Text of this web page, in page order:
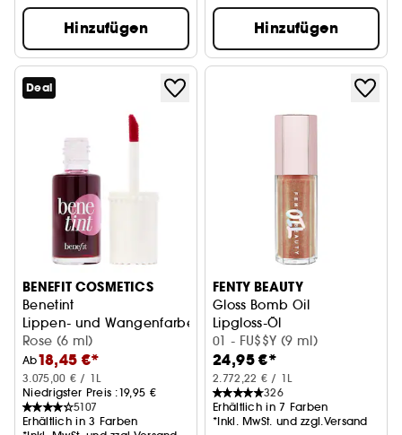
Hinzufügen Hinzufügen
Deal
BENEFIT COSMETICS
Benetint
Lippen- und Wangenfarbe
Rose (6 ml)
Ab18,45 €*
3.075,00 € / 1L
Niedrigster Preis :19,95 €
5107
Erhältlich in 3 Farben
FENTY BEAUTY
Gloss Bomb Oil
Lipgloss-Öl
01 - FU$$Y (9 ml)
24,95 €*
2.772,22 € / 1L
326
Erhältlich in 7 Farben
*Inkl. MwSt. und zzgl.Versand